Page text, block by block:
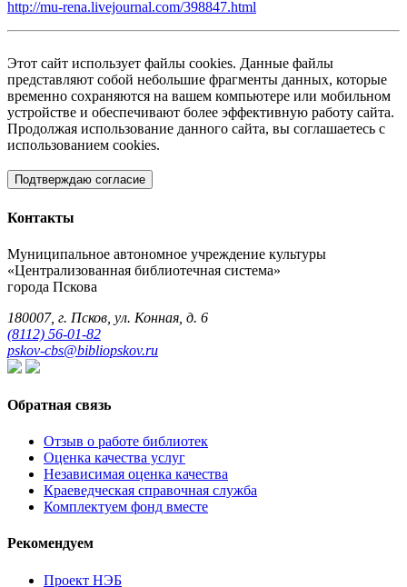
http://mu-rena.livejournal.com/398847.html
Этот сайт использует файлы cookies. Данные файлы
представляют собой небольшие фрагменты данных, которые
временно сохраняются на вашем компьютере или мобильном
устройстве и обеспечивают более эффективную работу сайта.
Продолжая использование данного сайта, вы соглашаетесь с
использованием cookies.
Подтверждаю согласие
Контакты
Муниципальное автономное учреждение культуры
«Централизованная библиотечная система»
города Пскова
180007, г. Псков, ул. Конная, д. 6
(8112) 56-01-82
pskov-cbs@bibliopskov.ru
Обратная связь
Отзыв о работе библиотек
Оценка качества услуг
Независимая оценка качества
Краеведческая справочная служба
Комплектуем фонд вместе
Рекомендуем
Проект НЭБ